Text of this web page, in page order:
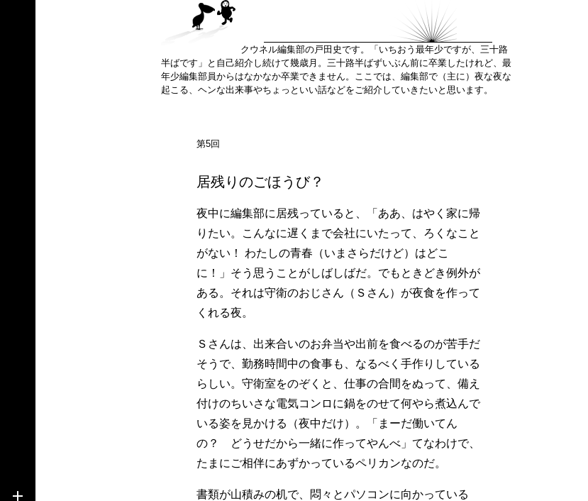
クウネル編集部の戸田史です。「いちおう最年少ですが、三十路
半ばです」と自己紹介し続けて幾歳月。三十路半ばずいぶん前に卒業したけれど、最
年少編集部員からはなかなか卒業できません。ここでは、編集部で（主に）夜な夜な
起こる、ヘンな出来事やちょっといい話などをご紹介していきたいと思います。
第5回
居残りのごほうび？
夜中に編集部に居残っていると、「ああ、はやく家に帰
りたい。こんなに遅くまで会社にいたって、ろくなこと
がない！ わたしの青春（いまさらだけど）はどこ
に！」そう思うことがしばしばだ。でもときどき例外が
ある。それは守衛のおじさん（Ｓさん）が夜食を作って
くれる夜。
Ｓさんは、出来合いのお弁当や出前を食べるのが苦手だ
そうで、勤務時間中の食事も、なるべく手作りしている
らしい。守衛室をのぞくと、仕事の合間をぬって、備え
付けのちいさな電気コンロに鍋をのせて何やら煮込んで
いる姿を見かける（夜中だけ）。「まーだ働いてん
の？ どうせだから一緒に作ってやんべ」てなわけで、
たまにご相伴にあずかっているペリカンなのだ。
書類が山積みの机で、悶々とパソコンに向かっている